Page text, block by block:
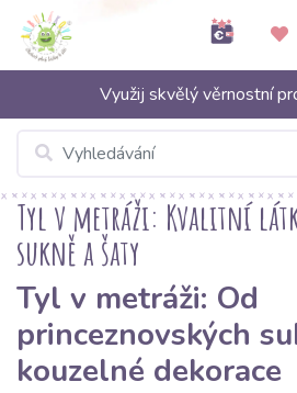
Využij skvělý věrnostní
Tyl v metráži: Kvalitní
sukně a šaty
Tyl v metráži: Od
princeznovských
kouzelné dekorace